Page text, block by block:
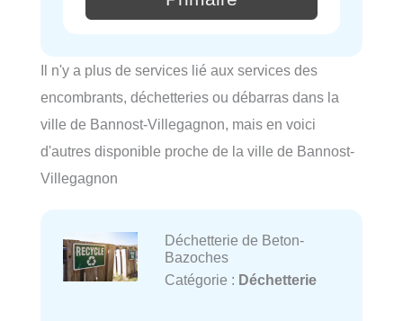
Il n'y a plus de services lié aux services des
encombrants, déchetteries ou débarras dans la
ville de Bannost-Villegagnon, mais en voici
d'autres disponible proche de la ville de Bannost-
Villegagnon
Déchetterie de Beton-
Bazoches
Catégorie : Déchetterie